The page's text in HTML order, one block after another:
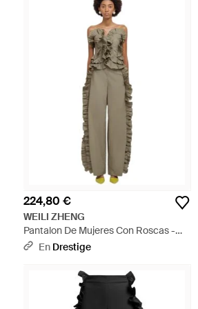
224,80 €
WEILI ZHENG
Pantalon De Mujeres Con Roscas -
Blanco
En Drestige